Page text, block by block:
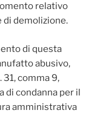
relativo
di demolizione.
di questa
abusivo,
comma 9,
di condanna per il
amministrativa